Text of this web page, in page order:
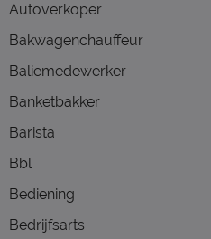
Autoverkoper
Bakwagenchauffeur
Baliemedewerker
Banketbakker
Barista
Bbl
Bediening
Bedrijfsarts